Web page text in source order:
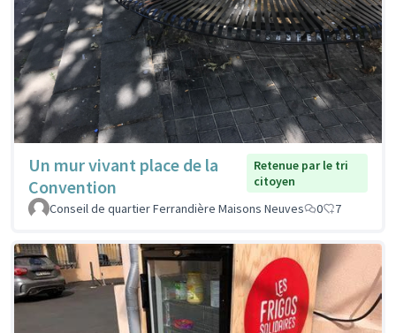
Un mur vivant place de la
Convention
Retenue par le tri
citoyen
Conseil de quartier Ferrandière Maisons Neuves
0 7